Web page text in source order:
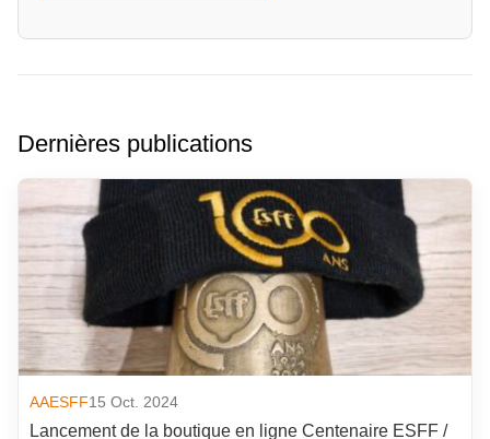
Dernières publications
AAESFF15 Oct. 2024
Lancement de la boutique en ligne Centenaire ESFF /